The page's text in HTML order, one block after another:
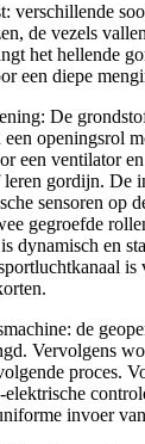
verschillende
de vezels
het hellende
een diepe
De
openingsrol
een ventilator
leren gordijn. De
sensoren op
gegroefde
dynamisch en
de
Vervolgens
proces.
invoer